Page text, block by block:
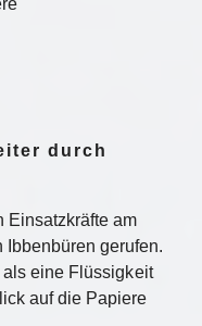
durch
Einsatzkräfte am
Ibbenbüren gerufen.
eine Flüssigkeit
auf die Papiere